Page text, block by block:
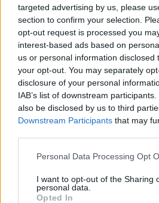
targeted advertising by us, please
section to confirm your selection.
opt-out request is processed you
interest-based ads based on
us or personal information disclosed
your opt-out. You may separately
disclosure of your personal
IAB’s list of downstream
also be disclosed by us to third
Downstream Participants that may
Personal Data Processing Opt
I want to opt-out of the Sharing
personal data.
Opted In